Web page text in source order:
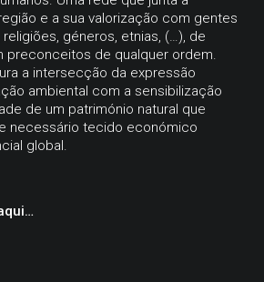
e a sua valorização com gentes
géneros, etnias, (…), de
preconceitos de qualquer ordem.
a intersecção da expressão
ambiental com a sensibilização
de um património natural que
necessário tecido económico
global.